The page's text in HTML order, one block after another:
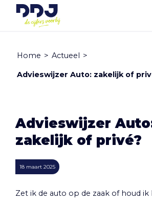
Home > Actueel >
Advieswijzer Auto: zakelijk of
Advieswijzer
zakelijk of privé?
18 maart 2025
Zet ik de auto op de zaak of houd ik